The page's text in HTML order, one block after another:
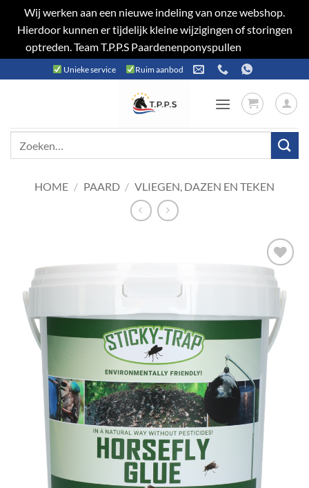
Wij werken aan een nieuwe indeling van onze webshop.
Hierdoor kunnen er tijdelijk kleine wijzigingen of storingen
optreden. Team T.P.P.S Paardenenponyspullen
naar
Unieke service Ruim aanbod
HOME / PAARD / VLIEGEN, DAZEN EN TEKEN
Toevoegen
verlanglijst